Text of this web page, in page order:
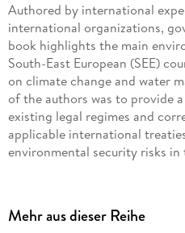
Authored by international
international organizations,
book highlights the main
South-East European (SEE)
on climate change and water
of the authors was to provide
existing legal regimes and
applicable international
environmental security risks
consultants. Its interest may
Mehr aus dieser Reihe